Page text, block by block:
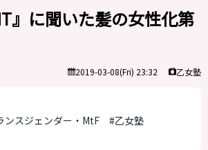
』に聞いた髪の女性化第
2019-03-08(Fri) 23:32 乙女塾
ンスジェンダー・MtF
#乙女塾